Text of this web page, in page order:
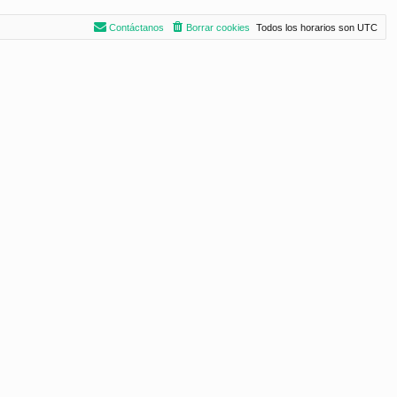
Todos los horarios son UTC
Borrar cookies
Contáctanos